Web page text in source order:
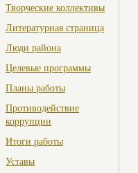
Творческие коллективы
Литературная страница
Люди района
Целевые программы
Планы работы
Противодействие
коррупции
Итоги работы
Уставы